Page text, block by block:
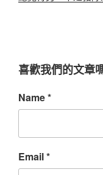
喜歡我們的文章
Name*
Email*